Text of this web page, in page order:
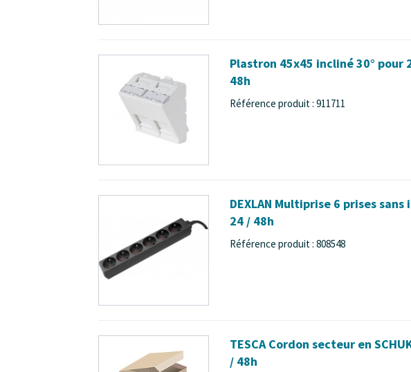
Plastron 45x45 incliné 30° pour
48h
Référence produit : 911711
DEXLAN Multiprise 6 prises
24 / 48h
Référence produit : 808548
TESCA Cordon secteur en
/ 48h